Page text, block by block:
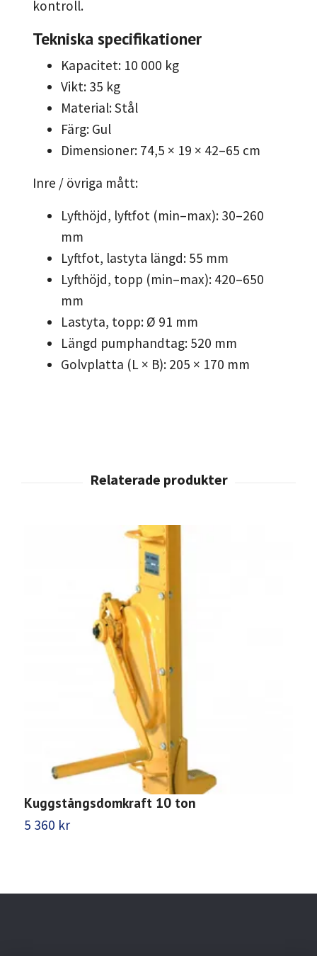
kontroll.
Tekniska specifikationer
Kapacitet: 10 000 kg
Vikt: 35 kg
Material: Stål
Färg: Gul
Dimensioner: 74,5 × 19 × 42–65 cm
Inre / övriga mått:
Lyfthöjd, lyftfot (min–max): 30–260
mm
Lyftfot, lastyta längd: 55 mm
Lyfthöjd, topp (min–max): 420–650
mm
Lastyta, topp: Ø 91 mm
Längd pumphandtag: 520 mm
Golvplatta (L × B): 205 × 170 mm
Kuggstångsdomkraft 10 ton
5 360 kr